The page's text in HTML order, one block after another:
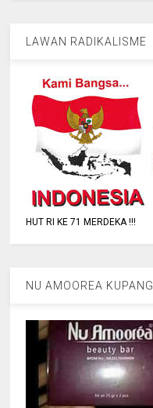
LAWAN RADIKALISME
HUT RI KE 71 MERDEKA !!!
NU AMOOREA KUPANG